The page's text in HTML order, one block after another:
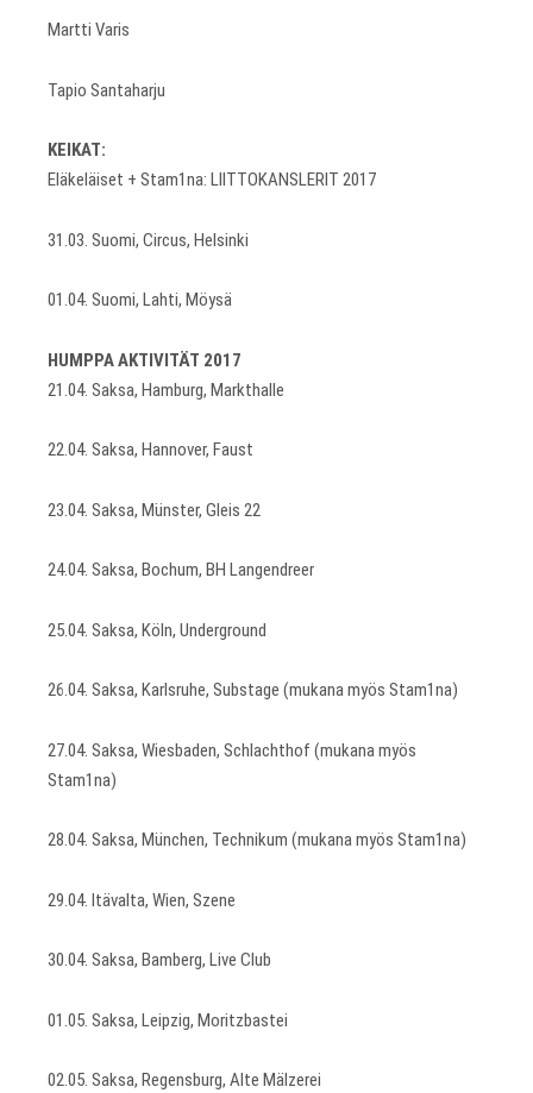
Martti Varis
Tapio Santaharju
KEIKAT:
Eläkeläiset + Stam1na: LIITTOKANSLERIT 2017
31.03. Suomi, Circus, Helsinki
01.04. Suomi, Lahti, Möysä
HUMPPA AKTIVITÄT 2017
21.04. Saksa, Hamburg, Markthalle
22.04. Saksa, Hannover, Faust
23.04. Saksa, Münster, Gleis 22
24.04. Saksa, Bochum, BH Langendreer
25.04. Saksa, Köln, Underground
26.04. Saksa, Karlsruhe, Substage (mukana myös Stam1na)
27.04. Saksa, Wiesbaden, Schlachthof (mukana myös
Stam1na)
28.04. Saksa, München, Technikum (mukana myös Stam1na)
29.04. Itävalta, Wien, Szene
30.04. Saksa, Bamberg, Live Club
01.05. Saksa, Leipzig, Moritzbastei
02.05. Saksa, Regensburg, Alte Mälzerei